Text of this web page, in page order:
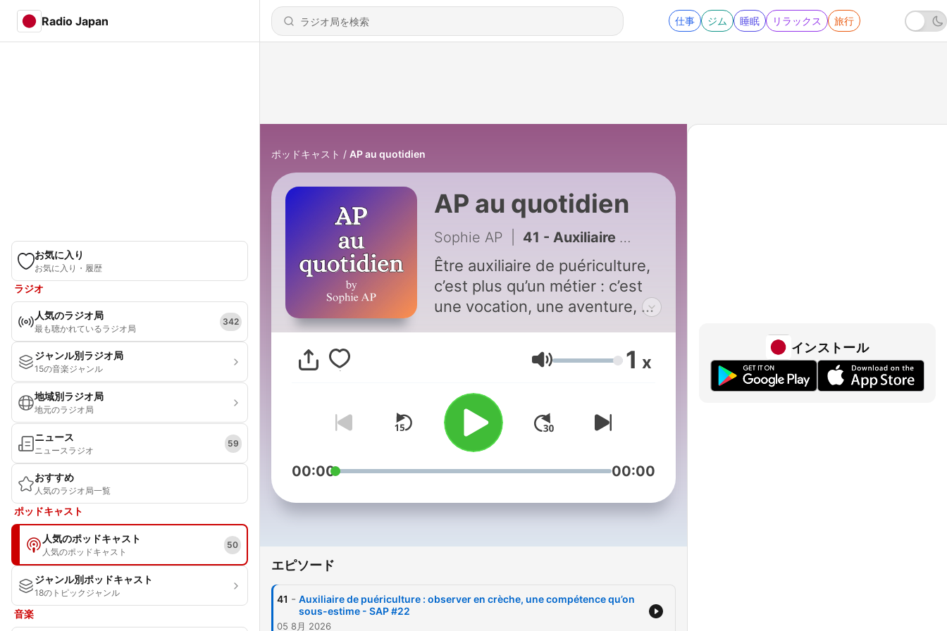
Radio Japan 仕事 ジム 睡眠 リラックス 旅行
お気に入り
お気に入り・履歴
ラジオ
人気のラジオ局
最も聴かれているラジオ局
342
ジャンル別ラジオ局
15の音楽ジャンル
地域別ラジオ局
地元のラジオ局
ニュース
ニュースラジオ
59
おすすめ
人気のラジオ局一覧
ポッドキャスト
人気のポッドキャスト
人気のポッドキャスト
50
ジャンル別ポッドキャスト
18のトピックジャンル
音楽
ポッドキャスト AP au quotidien
AP au quotidien
Sophie AP 41 - Auxiliaire de puériculture : observer en crèche, une compétence qu’on sous-estime - SAP #22
Être auxiliaire de puériculture,
c’est plus qu’un métier : c’est
une vocation, une aventure, un
doutes. Mais entre la fatigue,
le manque de reconnaissance,
de bien faire, pas toujours
facile de garder le cap.
Bienvenue sur AP au
Quotidien, le podcast qui te
pas que parler de
démarches de soin. On parle
Vais-je être à la hauteur ? Suis-
je légitime ? Tes frustrations –
音量 1 x
00:00 00:00
エピソード
41 - Auxiliaire de puériculture : observer en crèche, une compétence qu’on
sous-estime - SAP #22
05 8月 2026
インストール